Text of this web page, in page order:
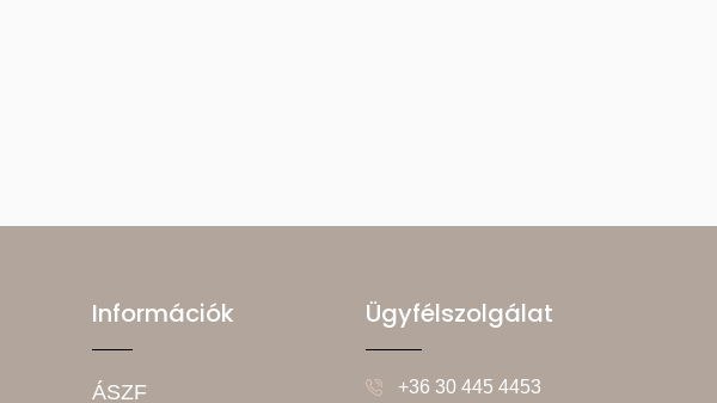
Információk
ÁSZF
Ügyfélszolgálat
+36 30 445 4453